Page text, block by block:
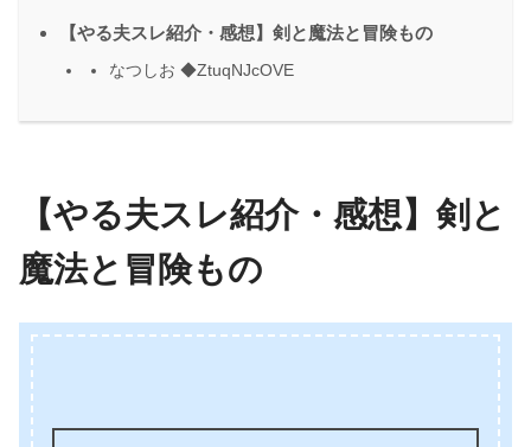
【やる夫スレ紹介・感想】剣と魔法と冒険もの
なつしお ◆ZtuqNJcOVE
【やる夫スレ紹介・感想】剣と
魔法と冒険もの